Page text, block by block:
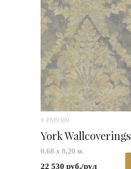
# PM9309
York Wallcoverings
0,68 х 8,20 м.
22 530 руб./рул